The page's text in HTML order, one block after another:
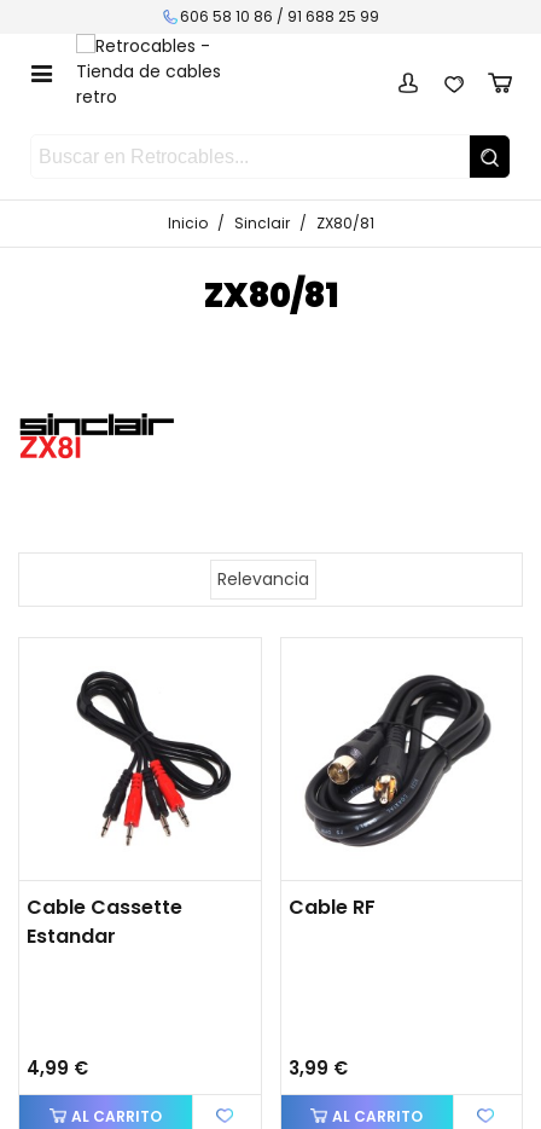
606 58 10 86 / 91 688 25 99
Inicio / Sinclair / ZX80/81
ZX80/81
Relevancia
Cable Cassette
Estandar
4,99 €
AL CARRITO
Cable RF
3,99 €
AL CARRITO